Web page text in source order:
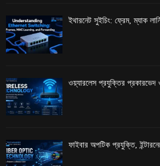
ইথারনেট সুইচিং: ফ্রেম, ম্যাক
ওয়্যারলেস প্রযুক্তির প্রকারভেদ ও
ফাইবার অপটিক প্রযুক্তি,